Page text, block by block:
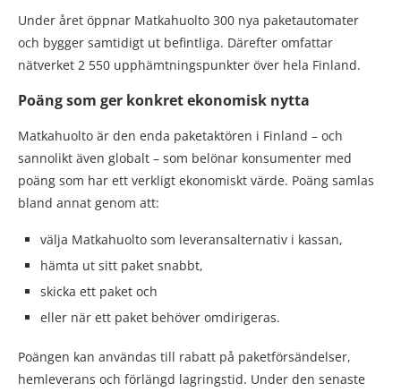
Under året öppnar Matkahuolto 300 nya paketautomater
och bygger samtidigt ut befintliga. Därefter omfattar
nätverket 2 550 upphämtningspunkter över hela Finland.
Poäng som ger konkret ekonomisk nytta
Matkahuolto är den enda paketaktören i Finland – och
sannolikt även globalt – som belönar konsumenter med
poäng som har ett verkligt ekonomiskt värde. Poäng samlas
bland annat genom att:
välja Matkahuolto som leveransalternativ i kassan,
hämta ut sitt paket snabbt,
skicka ett paket och
eller när ett paket behöver omdirigeras.
Poängen kan användas till rabatt på paketförsändelser,
hemleverans och förlängd lagringstid. Under den senaste